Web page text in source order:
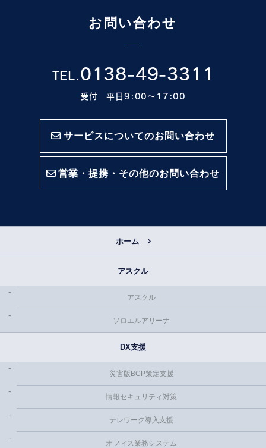
お問い合わせ
TEL.0138-49-3311
受付 平日9:00〜17:00
サービスについてのお問い合わせ
営業・提携・その他のお問い合わせ
ホーム
アスクル
アスクル
ソロエルアリーナ
DX支援
災害版BCP策定支援
情報セキュリティ対策
テレワーク導入支援
オフィス業務システム